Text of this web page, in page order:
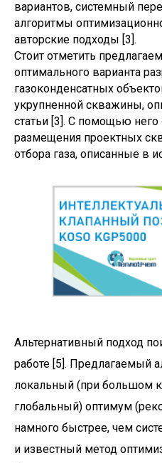
вариантов, системный
алгоритмы
авторские подходы [3].
Стоит отметить
оптимального варианта
газоконденсатных
укрупненной скважины,
статьи [3]. С помощью
размещения проектных
отбора газа, описанные в
Альтернативный подход
работе [5]. Предлагаемый
локальный (при большом
глобальный) оптимум
намного быстрее, чем
и известный метод